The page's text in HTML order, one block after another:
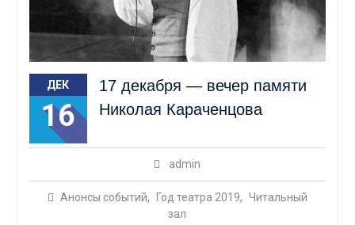
ДЕК
16
17 декабря — вечер памяти
Николая Караченцова
admin
Анонсы событий, Год театра 2019, Читальный
зал